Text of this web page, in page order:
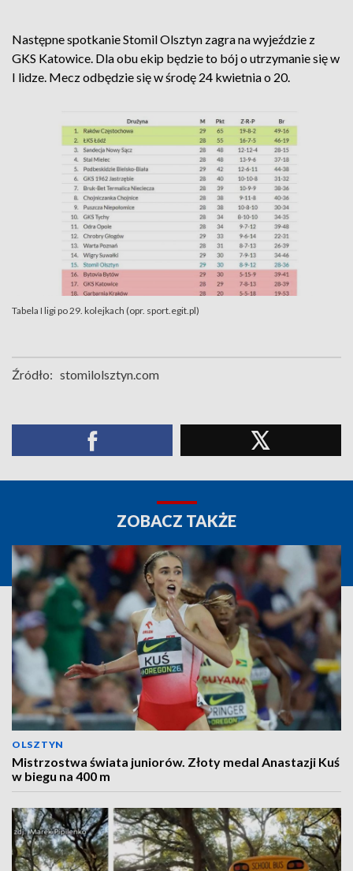
Następne spotkanie Stomil Olsztyn zagra na wyjeździe z
GKS Katowice. Dla obu ekip będzie to bój o utrzymanie się w
I lidze. Mecz odbędzie się w środę 24 kwietnia o 20.
Tabela I ligi po 29. kolejkach (opr. sport.egit.pl)
Źródło: stomilolsztyn.com
ZOBACZ TAKŻE
OLSZTYN
Mistrzostwa świata juniorów. Złoty medal Anastazji Kuś
w biegu na 400 m